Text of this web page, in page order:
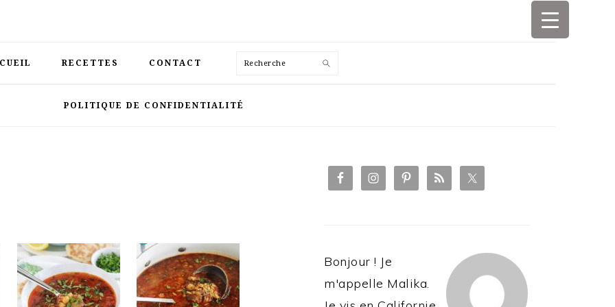
RECETTES CONTACT Recherche
POLITIQUE DE CONFIDENTIALITÉ
PRIMARY
SIDEBAR
Bonjour ! Je
m'appelle Malika.